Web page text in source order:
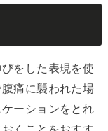
をした表現を使
痛に襲われた場
ーションをとれ